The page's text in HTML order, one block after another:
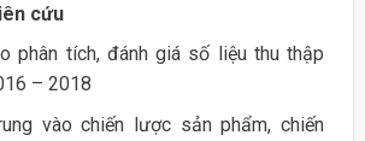
cứu
phân tích, đánh giá số liệu thu thập
– 2018
vào chiến lược sản phẩm, chiến